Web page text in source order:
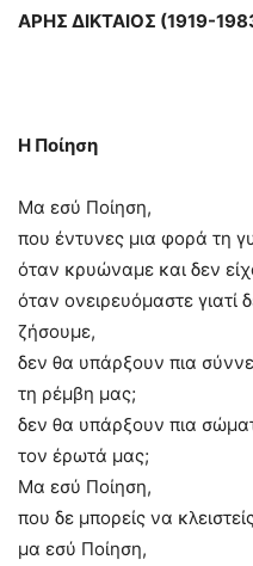
ΑΡΗΣ ΔΙΚΤΑΙΟΣ (1919-
Η Ποίηση
Μα εσύ Ποίηση,
που έντυνες μια φορά τη
όταν κρυώναμε και δεν
όταν ονειρευόμαστε
ζήσουμε,
δεν θα υπάρξουν πια
τη ρέμβη μας;
δεν θα υπάρξουν πια
τον έρωτά μας;
Μα εσύ Ποίηση,
που δε μπορείς να
μα εσύ Ποίηση,